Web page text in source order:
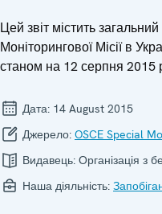
Цей звіт містить
Моніторингової Місії в
станом на 12 серпня 2015
Дата: 14 August 2015
Джерело: OSCE Special
Видавець: Організація з
Наша діяльність: